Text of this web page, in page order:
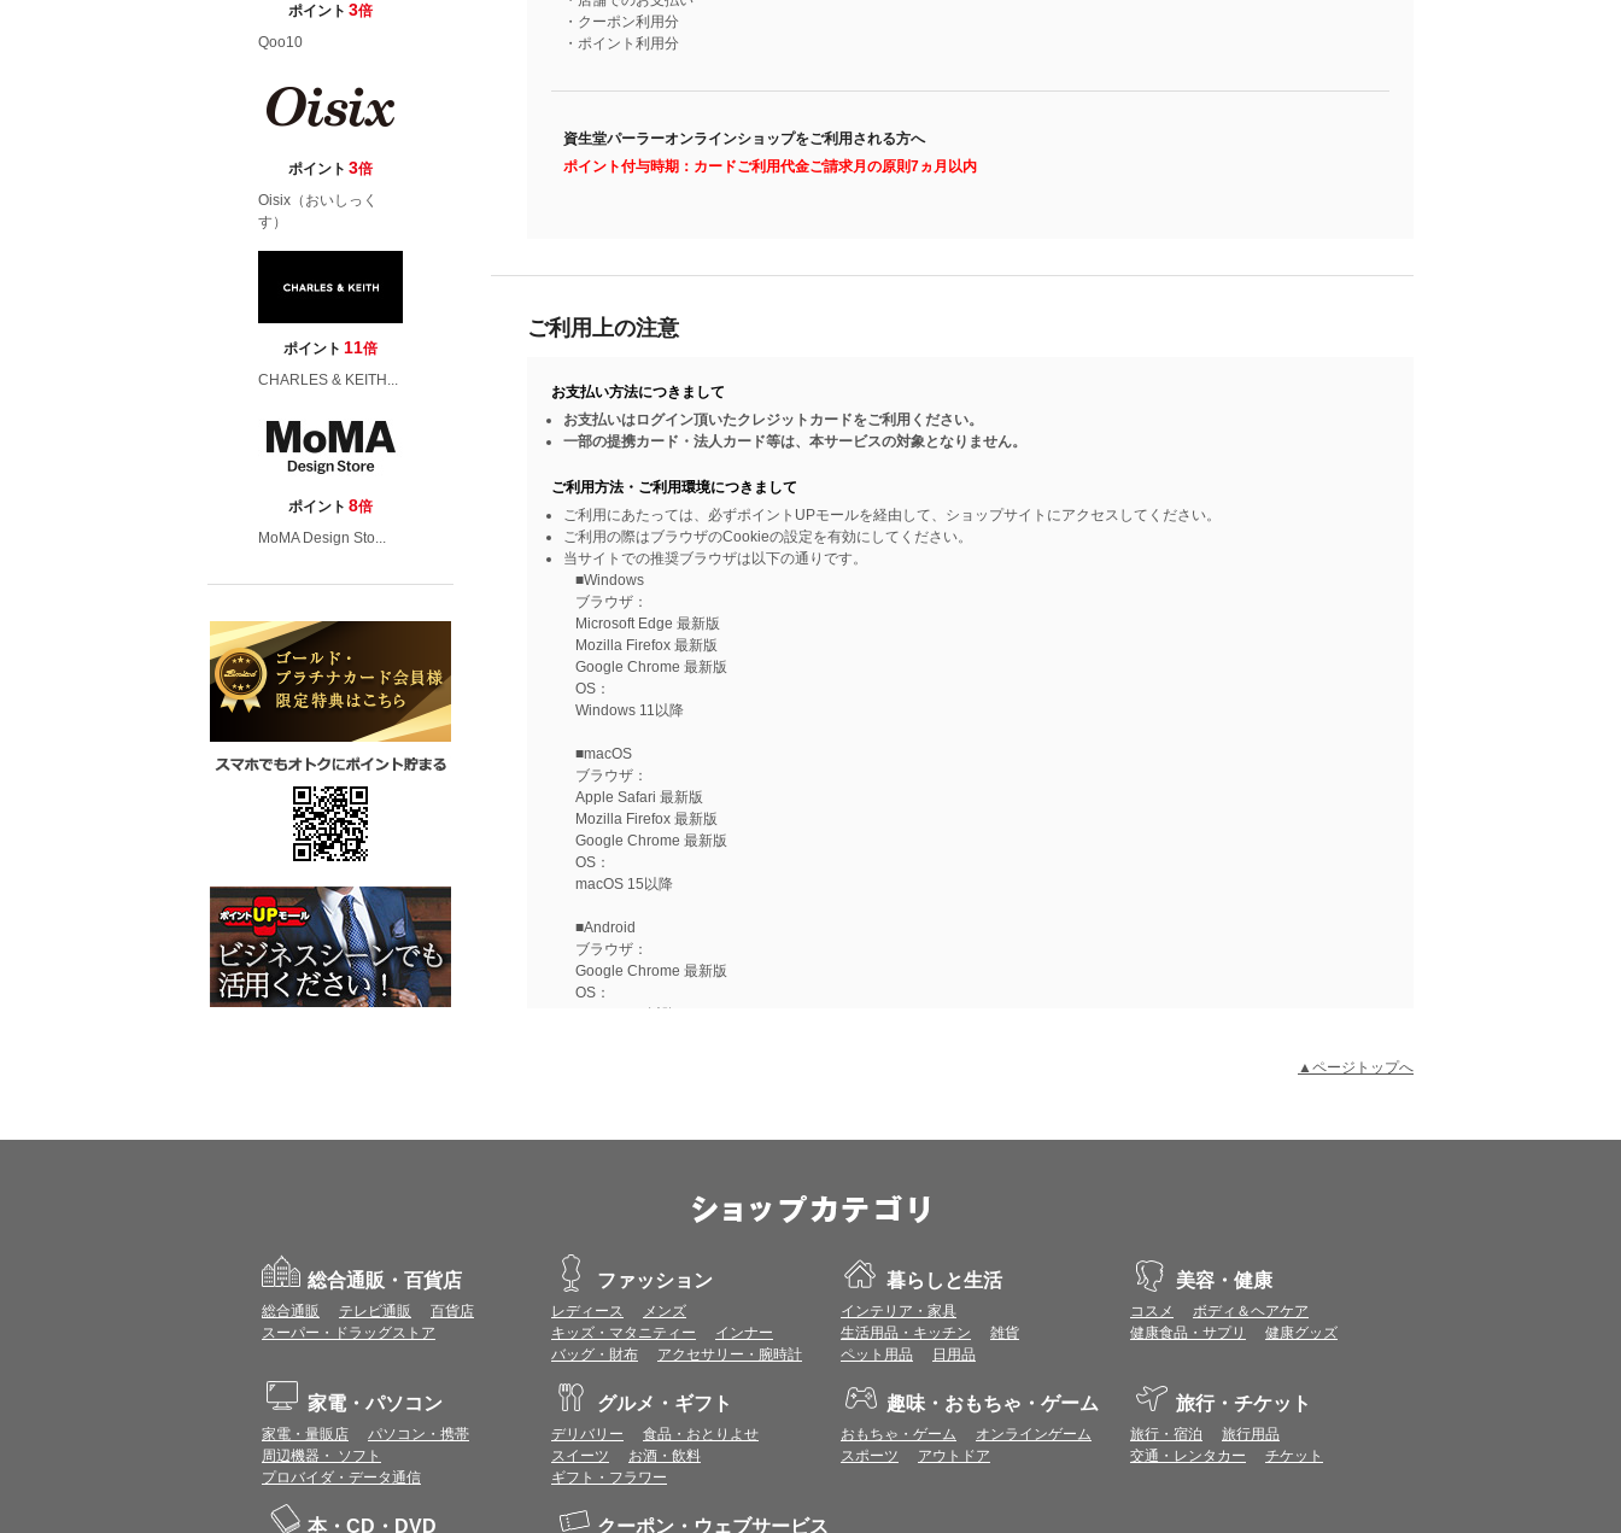
ポイント 3倍
Qoo10
ポイント 3倍
Oisix（おいしっく
す）
ポイント 11倍
CHARLES & KEITH...
ポイント 8倍
MoMA Design Sto...
・クーポン利用分
・ポイント利用分
資生堂パーラーオンラインショップをご利用される方へ
ポイント付与時期：カードご利用代金ご請求月の原則7ヵ月以内
ご利用上の注意
お支払い方法につきまして
お支払いはログイン頂いたクレジットカードをご利用ください。
一部の提携カード・法人カード等は、本サービスの対象となりません。
ご利用方法・ご利用環境につきまして
ご利用にあたっては、必ずポイントUPモールを経由して、ショップサイトにアクセスしてください。
ご利用の際はブラウザのCookieの設定を有効にしてください。
当サイトでの推奨ブラウザは以下の通りです。
■Windows
ブラウザ：
Microsoft Edge 最新版
Mozilla Firefox 最新版
Google Chrome 最新版
OS：
Windows 11以降
■macOS
ブラウザ：
Apple Safari 最新版
Mozilla Firefox 最新版
Google Chrome 最新版
OS：
macOS 15以降
■Android
ブラウザ：
Google Chrome 最新版
OS：
Android 15以降
iOS 18以降
※上記環境範囲内であっても、ブラウザとOSの組み合わせにより、 一部表示不具合や機能がご利用いただけない場合があり
すので、推奨ブラウザでのご利用をお願いいたします。
＜CookieやJavaScriptについて＞
本サービスではCookieとJavaScriptの機能を使用している為、CookieとJavaScriptが使用できる環境でご利用ください。
ポイント付与につきまして
ワールドプレゼントのポイント通常1倍分に加え、上乗せとなる1〜19倍分のポイントまたは表示ポイント数をプレミアムポイ
ントとして付与いたします。
プレミアムポイント付与の対象は、商品代金のみ（税・送料等を除く）となります。
プレミアムポイントの付与予定時期は、カードご利用代金のご請求月と異なる場合があります。ポイント付与時期はショップご
200円のご利用につき1ポイントとして計算されるため、一部の法人カード等につきましては表示ポイント数と付与ポイント数
▲ページトップへ
総合通販・百貨店
総合通販 テレビ通販
百貨店
スーパー・ドラッグストア
ファッション
レディース
メンズ
キッズ・マタニティー
インナー
バッグ・財布
アクセサリー・腕時計
暮らしと生活
インテリア・家具
生活用品・キッチン
雑貨
ペット用品
日用品
美容・健康
コスメ
ボディ＆ヘアケア
健康食品・サプリ
健康グッズ
家電・パソコン
家電・量販店
パソコン・携帯
周辺機器・ ソフト
プロバイダ・データ通信
グルメ・ギフト
デリバリー
食品・おとりよせ
スイーツ
お酒・飲料
ギフト・フラワー
趣味・おもちゃ・ゲーム
おもちゃ・ゲーム
オンラインゲーム
スポーツ
アウトドア
旅行・チケット
旅行・宿泊
旅行用品
交通・レンタカー
チケット
本・CD・DVD クーポン・ウェブサービス